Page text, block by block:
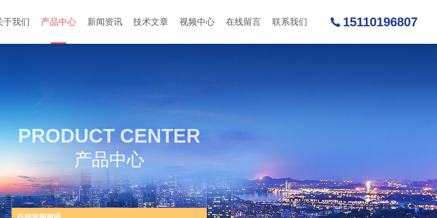
于我们 产品中心 新闻资讯 技术文章 视频中心 在线留言 联系我们 15110196807
PRODUCT CENTER
产品中心